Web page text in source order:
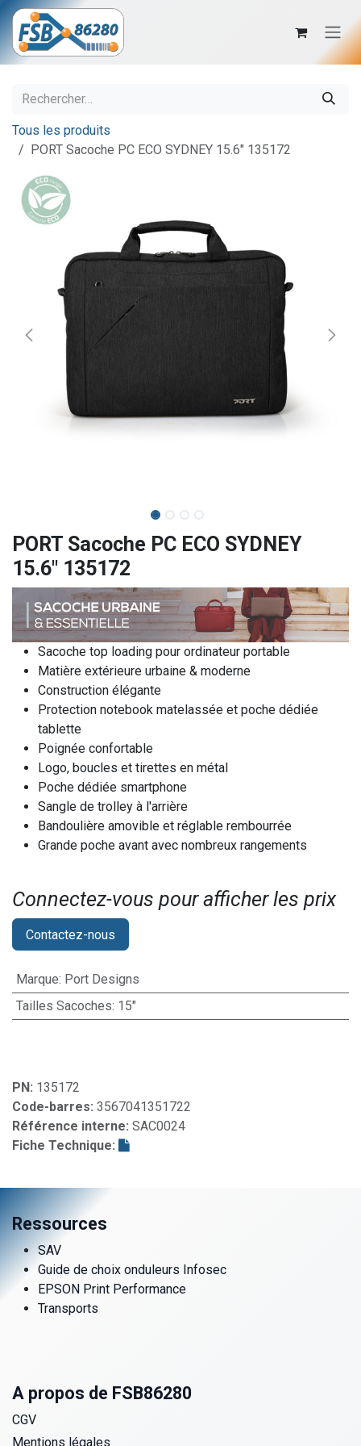
Se rendre au contenu
Tous les produits
PORT Sacoche PC ECO SYDNEY 15.6" 135172
PORT Sacoche PC ECO SYDNEY
15.6" 135172
Sacoche top loading pour ordinateur portable
Matière extérieure urbaine & moderne
Construction élégante
Protection notebook matelassée et poche dédiée
tablette
Poignée confortable
Logo, boucles et tirettes en métal
Poche dédiée smartphone
Sangle de trolley à l'arrière
Bandoulière amovible et réglable rembourrée
Grande poche avant avec nombreux rangements
Connectez-vous pour afficher les prix​
Contactez-nous
Marque: Port Designs
Tailles Sacoches: 15"
PN: 135172
Code-barres: 3567041351722
Référence interne: SAC0024
Fiche Technique:
Ressources
SAV
Guide de choix onduleurs Infosec
EPSON Print Performance
Transports
A propos de FSB86280
CGV
Mentions légales